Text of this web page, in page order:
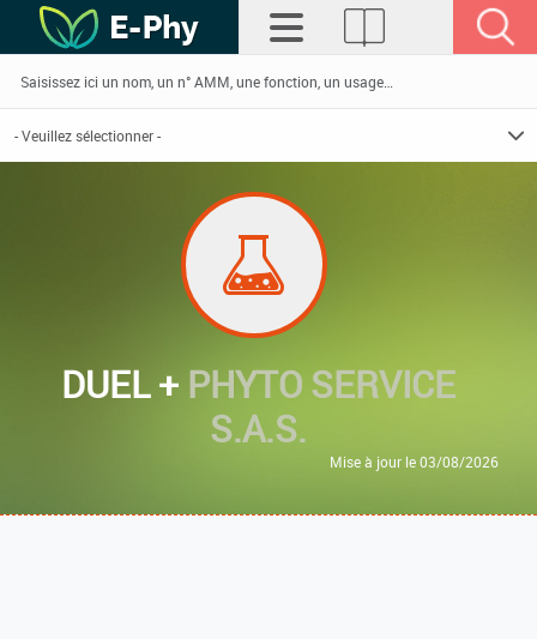
DUEL + PHYTO SERVICE
S.A.S.
Mise à jour le 03/08/2026